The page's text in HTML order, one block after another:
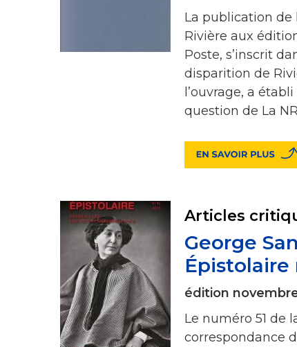
La publication de
Rivière aux
Poste, s’inscrit
disparition de
l’ouvrage, a
question de La
Articles
George
Épistolaire
édition
Le numéro 51 de
correspondance